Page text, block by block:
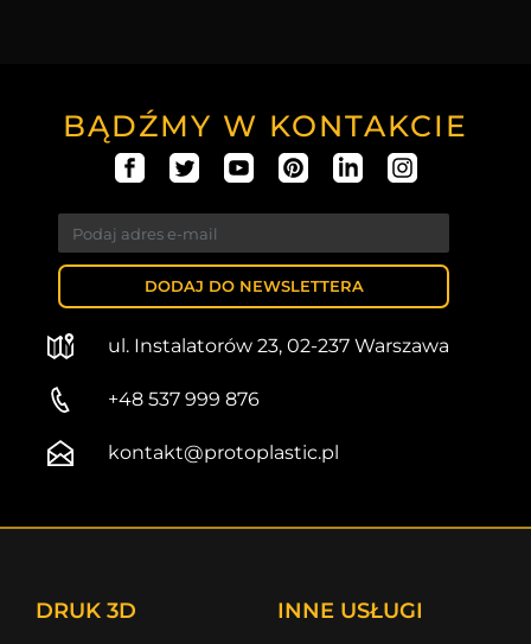
BĄDŹMY W KONTAKCIE
DODAJ DO NEWSLETTERA
ul. Instalatorów 23, 02-237 Warszawa
+48 537 999 876
kontakt@protoplastic.pl
DRUK 3D INNE USŁUGI